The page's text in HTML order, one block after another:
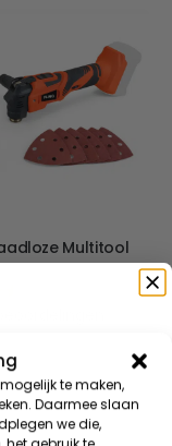
te maken,
Daarmee slaan
we die,
Multitool
jou
ontvang direct